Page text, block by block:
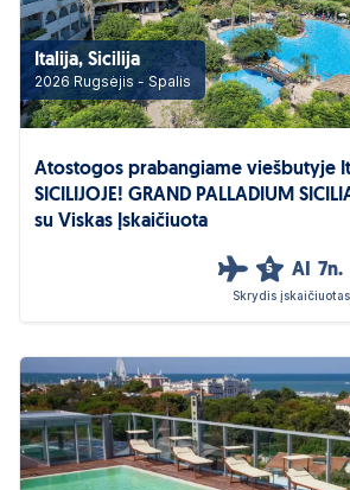
Italija, Sicilija
2026 Rugsėjis - Spalis
Atostogos prabangiame viešbutyje
SICILIJOJE! GRAND PALLADIUM
su Viskas Įskaičiuota
5 AI 7n.
Skrydis įskaičiuotas